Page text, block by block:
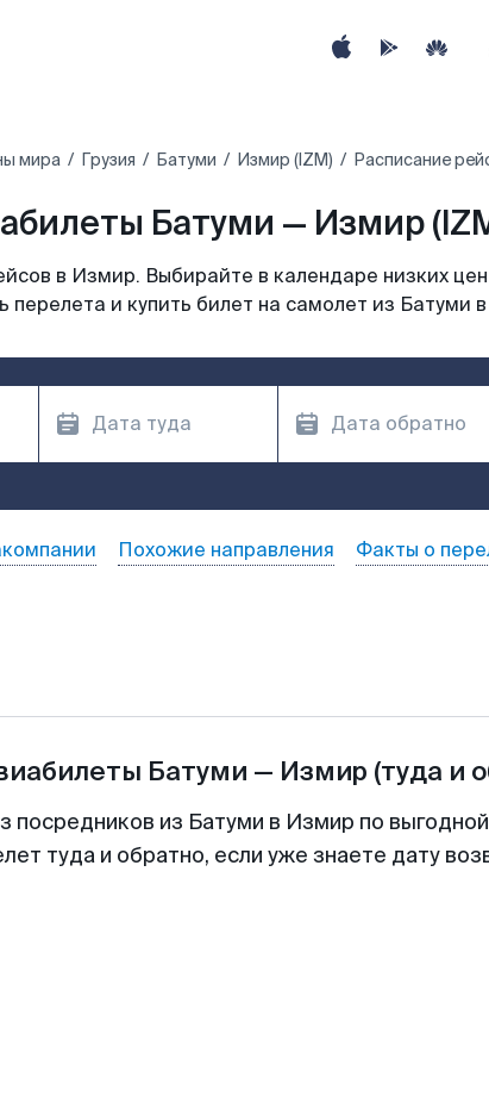
мира Грузия Батуми Измир (IZM) Расписание
Батуми — Измир
в Измир. Выбирайте в календаре низких
перелета и купить билет на самолет из Батуми
Похожие направления Факты о
Батуми — Измир (туда и
посредников из Батуми в Измир по
туда и обратно, если уже знаете дату